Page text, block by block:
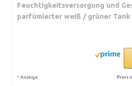
Feuchtigkeitsversorgung und
parfümierter weiß / grüner Tank
* Anzeige Preis